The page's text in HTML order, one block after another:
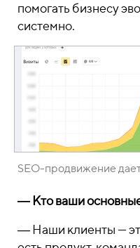
помогать бизнесу
системно.
SEO-продвижение
― Кто ваши
― Наши клиенты —